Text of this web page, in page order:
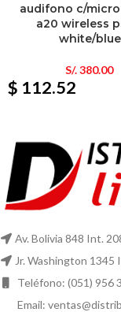
audifono c/
a20 wireless
white/blue
S/.380.00
$ 112.52
Av. Bolivia 848 Int.
Jr. Washington 1345
Teléfono: (051) 956
Email: